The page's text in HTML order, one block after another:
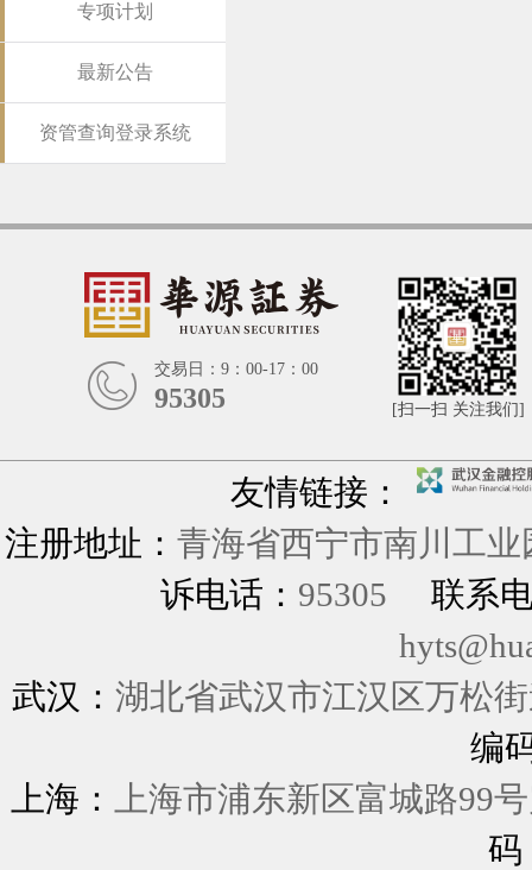
专项计划
最新公告
资管查询登录系统
交易日：9：00-17：00
95305 [扫一扫 关注我们]
友情链接：
注册地址： 青海省西宁市南川工
诉电话： 95305
联系
武汉： 湖北省武汉市江汉区万松
编
上海：
上海市浦东新区富
码